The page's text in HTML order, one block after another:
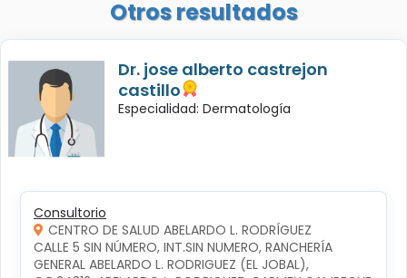
Otros resultados
Dr. jose alberto castrejon
castillo
Especialidad: Dermatología
Consultorio
CENTRO DE SALUD ABELARDO L. RODRÍGUEZ
CALLE 5 SIN NÚMERO, INT.SIN NUMERO, RANCHERÍA
GENERAL ABELARDO L. RODRIGUEZ (EL JOBAL),